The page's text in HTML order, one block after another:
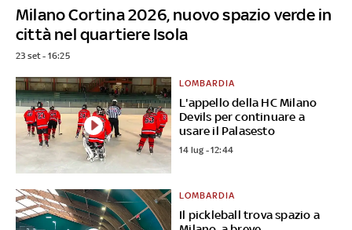
Milano Cortina 2026, nuovo spazio verde in
città nel quartiere Isola
23 set - 16:25
L'appello della HC Milano
Devils per continuare a
usare il Palasesto
LOMBARDIA
14 lug - 12:44
Il pickleball trova spazio a
LOMBARDIA